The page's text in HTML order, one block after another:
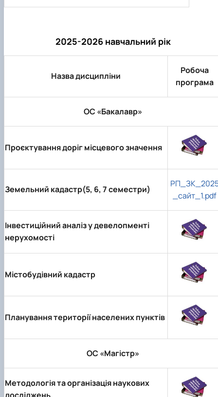
2025-2026 навчальний рік
Назва дисципліни
Робоча
програма
ОС «Бакалавр»
Проєктування доріг місцевого значення
Земельний кадастр(5, 6, 7 семестри)
_сайт_1.pdf
Інвестиційний аналіз у девелопменті
нерухомості
Містобудівний кадастр
Планування території населених пунктів
ОС «Магістр»
Методологія та організація наукових